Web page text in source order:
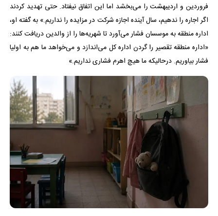
فروردین و اردیبهشت را می‌بخشد اما این اتفاق نیفتاد. حتی تهدید کردند
اگر اجاره را ندهیم، سال آینده اجازه شرکت در مزایده را نداریم.» به گفته او،
اداره منطقه به موسسان فشار می‌آورد تا شهریه‌ها را از والدین دریافت کنند:
«اداره منطقه تقصیر را گردن اداره کل می‌اندازد و می‌خواهد ما هم به اولیا
فشار بیاوریم. درحالیکه ما هیچ اهرم فشاری نداریم.»